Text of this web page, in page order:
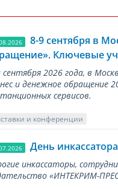
8-9 сентября в
Ключевые
сентября 2026 года, в
и денежное обращение
сервисов.
и конференции
День
инкассаторы,
«ИНТЕКРИМ-